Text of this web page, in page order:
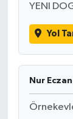
YENI
Yol
Nur